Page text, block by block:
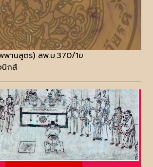
านสูตร) สพ.บ.370/1ข
นิกส์